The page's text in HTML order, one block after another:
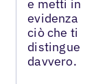
e metti in
evidenza
ciò che ti
distingue
davvero.